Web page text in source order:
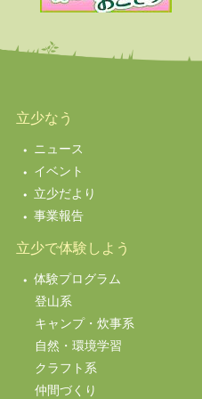
立少なう
ニュース
イベント
立少だより
事業報告
立少で体験しよう
体験プログラム
登山系
キャンプ・炊事系
自然・環境学習
クラフト系
仲間づくり